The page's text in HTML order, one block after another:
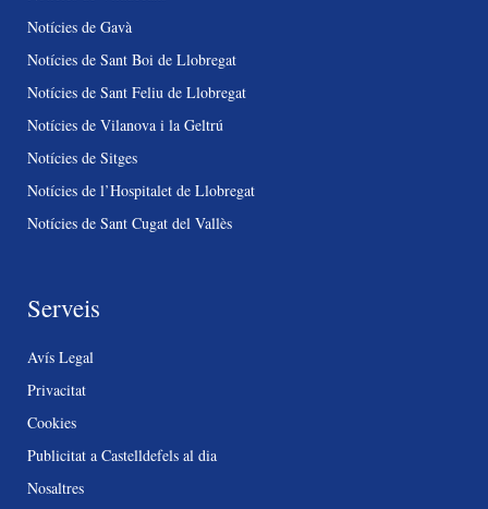
Notícies de Gavà
Notícies de Sant Boi de Llobregat
Notícies de Sant Feliu de Llobregat
Notícies de Vilanova i la Geltrú
Notícies de Sitges
Notícies de l’Hospitalet de Llobregat
Notícies de Sant Cugat del Vallès
Serveis
Avís Legal
Privacitat
Cookies
Publicitat a Castelldefels al dia
Nosaltres